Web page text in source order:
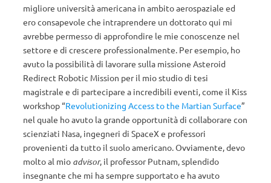
migliore università americana in ambito aerospaziale ed
ero consapevole che intraprendere un dottorato qui mi
avrebbe permesso di approfondire le mie conoscenze nel
settore e di crescere professionalmente. Per esempio, ho
avuto la possibilità di lavorare sulla missione Asteroid
Redirect Robotic Mission per il mio studio di tesi
magistrale e di partecipare a incredibili eventi, come il Kiss
workshop “Revolutionizing Access to the Martian Surface”
nel quale ho avuto la grande opportunità di collaborare con
scienziati Nasa, ingegneri di SpaceX e professori
provenienti da tutto il suolo americano. Ovviamente, devo
molto al mio advisor, il professor Putnam, splendido
insegnante che mi ha sempre supportato e ha avuto